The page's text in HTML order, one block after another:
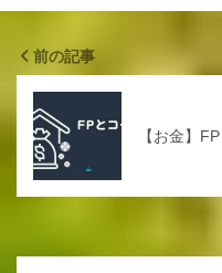
前の記事
【お金】